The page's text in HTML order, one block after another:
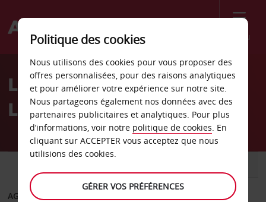
Menu
Welcome
AvisLocation de voiture
Linkoping
AGENCE DE DÉPART
Politique des cookies
Nous utilisons des cookies pour vous proposer des
offres personnalisées, pour des raisons analytiques
et pour améliorer votre expérience sur notre site.
Nous partageons également nos données avec des
partenaires publicitaires et analytiques. Pour plus
d’informations, voir notre politique de cookies. En
cliquant sur ACCEPTER vous acceptez que nous
utilisions des cookies.
GÉRER VOS PRÉFÉRENCES